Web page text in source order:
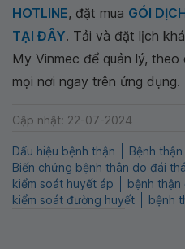
HOTLINE, đặt mua GÓI
TẠI ĐÂY. Tải và đặt lịch
My Vinmec để quản lý,
mọi nơi ngay trên ứng dụng.
Cập nhật: 22-07-2024
Dấu hiệu bệnh thận
Bệnh
Biến chứng bệnh thân do đái
kiểm soát huyết áp
bệnh
kiểm soát đường huyết
bệnh